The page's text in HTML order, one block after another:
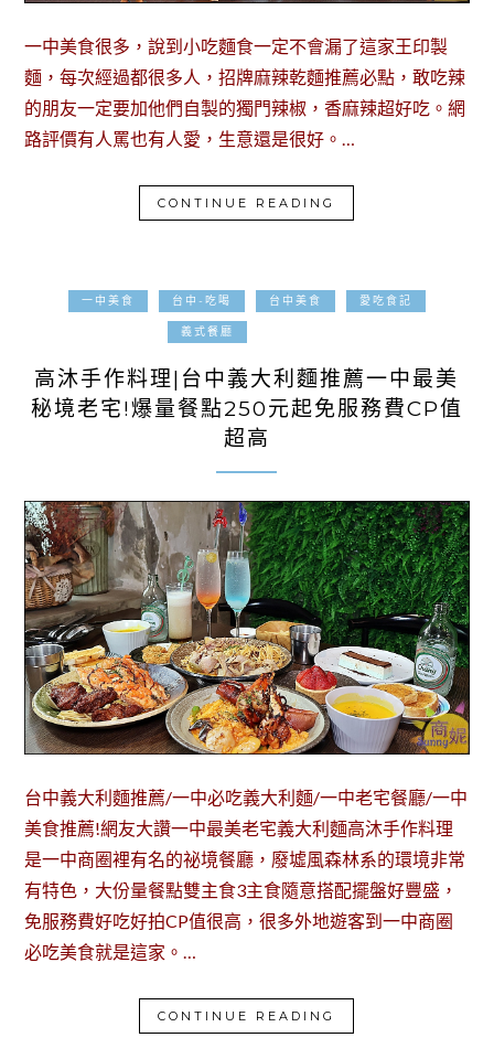
一中美食很多，說到小吃麵食一定不會漏了這家王印製
麵，每次經過都很多人，招牌麻辣乾麵推薦必點，敢吃辣
的朋友一定要加他們自製的獨門辣椒，香麻辣超好吃。網
路評價有人罵也有人愛，生意還是很好。…
CONTINUE READING
一中美食 台中-吃喝 台中美食 愛吃食記
義式餐廳
高沐手作料理|台中義大利麵推薦一中最美
秘境老宅!爆量餐點250元起免服務費CP值
超高
台中義大利麵推薦/一中必吃義大利麵/一中老宅餐廳/一中
美食推薦!網友大讚一中最美老宅義大利麵高沐手作料理
是一中商圈裡有名的祕境餐廳，廢墟風森林系的環境非常
有特色，大份量餐點雙主食3主食隨意搭配擺盤好豐盛，
免服務費好吃好拍CP值很高，很多外地遊客到一中商圈
必吃美食就是這家。…
CONTINUE READING